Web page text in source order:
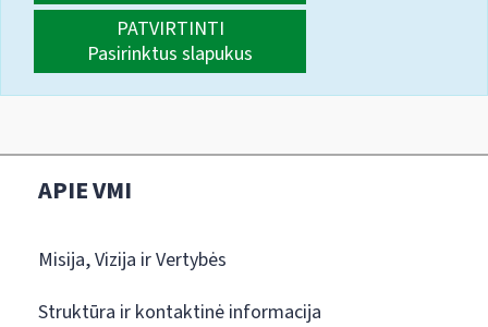
PATVIRTINTI
Pasirinktus slapukus
APIE VMI
Misija, Vizija ir Vertybės
Struktūra ir kontaktinė informacija